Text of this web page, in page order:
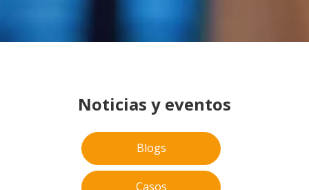
Noticias y eventos
Blogs
Casos